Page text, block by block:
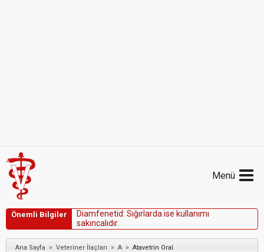
Menü
Önemli Bilgiler Diamfenetid: Sığırarda ise ku anımı
sakınca ıdır
Ana Sayfa » Veteriner İlaçları » A » Atavetrin Oral